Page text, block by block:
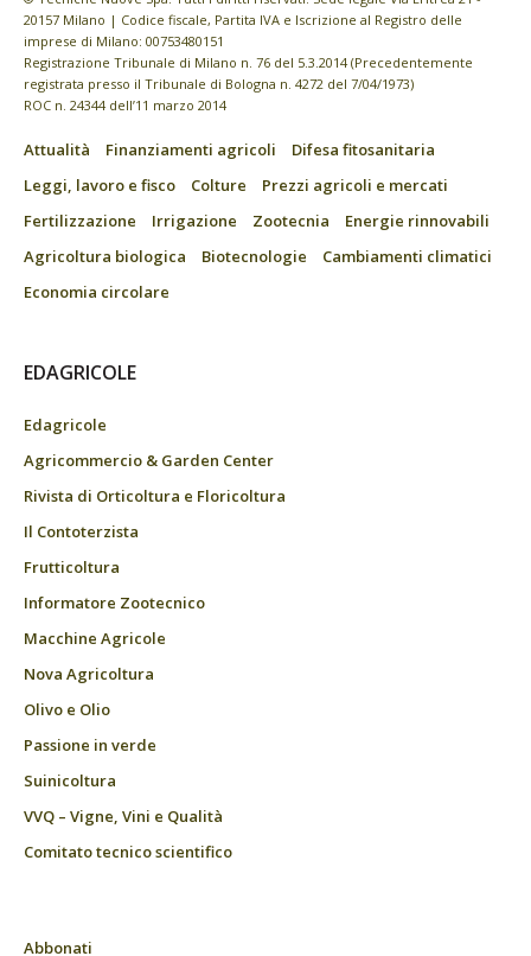
20157 Milano | Codice fiscale, Partita IVA e Iscrizione al Registro delle
imprese di Milano: 00753480151
Registrazione Tribunale di Milano n. 76 del 5.3.2014 (Precedentemente
registrata presso il Tribunale di Bologna n. 4272 del 7/04/1973)
ROC n. 24344 dell’11 marzo 2014
Attualità Finanziamenti agricoli
Difesa fitosanitaria
Leggi, lavoro e fisco
Colture
Prezzi agricoli e mercati
Fertilizzazione
Irrigazione Zootecnia
Energie rinnovabili
Agricoltura biologica
Biotecnologie
Cambiamenti climatici
Economia circolare
EDAGRICOLE
Edagricole
Agricommercio & Garden Center
Rivista di Orticoltura e Floricoltura
Il Contoterzista
Frutticoltura
Informatore Zootecnico
Macchine Agricole
Nova Agricoltura
Olivo e Olio
Passione in verde
Suinicoltura
VVQ – Vigne, Vini e Qualità
Comitato tecnico scientifico
Abbonati